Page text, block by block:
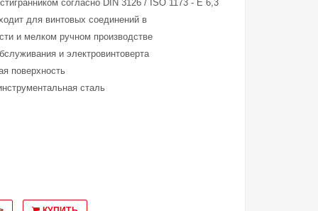
согласно DIN 3126 / ISO 1173 - E 6,3
для винтовых соединений в
и мелком ручном производстве
и электровинтоверта
поверхность
сталь